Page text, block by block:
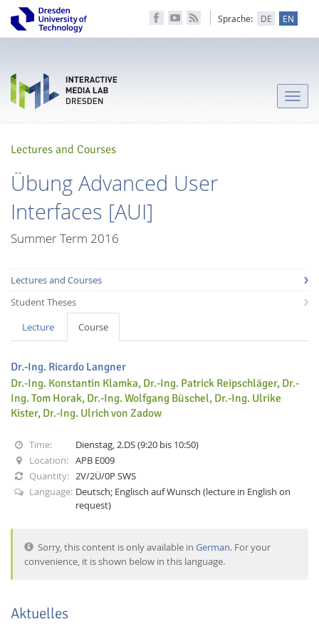
Sprache: DE EN
Toggle
Lectures and Courses
Übung Advanced User
Interfaces [AUI]
Summer Term 2016
Lectures and Courses
Student Theses
Lecture
Course
Dr.-Ing. Ricardo Langner
Dr.-Ing. Konstantin Klamka, Dr.-Ing. Patrick Reipschläger, Dr.-
Ing. Tom Horak, Dr.-Ing. Wolfgang Büschel, Dr.-Ing. Ulrike
Kister, Dr.-Ing. Ulrich von Zadow
Time:
Dienstag, 2.DS (9:20 bis 10:50)
Location: APB E009
Quantity: 2V/2Ü/0P SWS
Language: Deutsch; Englisch auf Wunsch (lecture in English on
request)
Sorry, this content is only available inGerman. For your
convenience, it is shown below in this language.
Aktuelles